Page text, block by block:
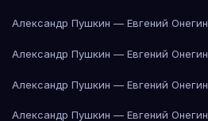
Александр Пушкин — Евгений Онегин
Александр Пушкин — Евгений Онегин
Александр Пушкин — Евгений Онегин
Александр Пушкин — Евгений Онегин